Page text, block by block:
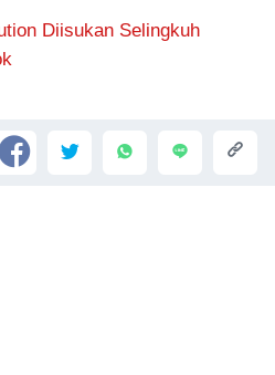
Diisukan Selingkuh